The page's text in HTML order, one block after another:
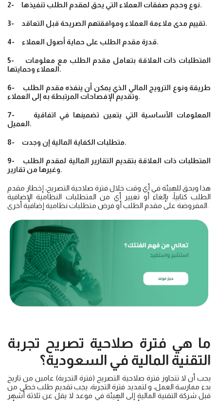
2- نوع وحجم صفقات العملاء التي يحق لمقدم الطلب تنفيذها.
3- تقييم مدى ملاءمة العملاء وموافقتهم الصريحة قبل التعاقد.
4- قدرة مقدم الطلب على حماية أصول العملاء.
5- المتطلبات ذات العلاقة بتعامل مقدم الطلب مع معلومات
العملاء وحمايتها.
6- طريقة ونوع الترويج المالي الذي يمكن أن ينفذه مقدم الطلب
وتقديم الإفصاحات المرتبطة به إلى العملاء.
7- المعلومات الأساسية التي يتعين تضمينها في اتفاقية
العميل.
8- متطلبات الكفاية المالية إن وجدت.
9- المتطلبات ذات العلاقة بتقديم التقارير المالية لمقدم الطلب
وغيرها من تقارير.
هذا ويحق للهيئة في أي وقت خلال فترة صلاحية التصريح، إخطار مقدم
الطلب كتابياً، بإلغاء أو تغيير أي من المتطلبات النظامية الإضافية
ما هي فترة صلاحية تصريح تجربة
التقنية المالية في السعودية؟
يجب أن لا تتجاوز فترة صلاحية التصريح (فترة التجربة) عامين من تاريخ
بدء ممارسة العمل، و لتمديد فترة التجربة، يجب تقديم طلب خطي من
قبل شركة التقنية المالية إلى الهيئة في موعد لا يقل عن ثلاثة أشهر